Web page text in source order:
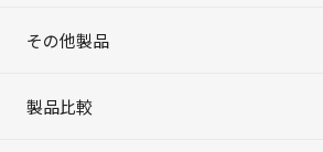
その他製品
製品比較